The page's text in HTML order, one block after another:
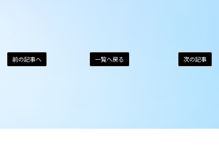
次の記事
一覧へ戻る
前の記事へ